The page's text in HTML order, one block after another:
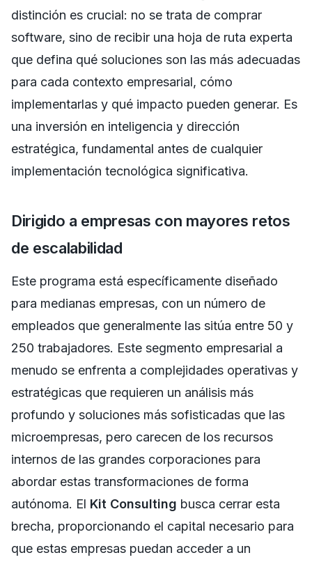
distinción es crucial: no se trata de comprar
software, sino de recibir una hoja de ruta experta
que defina qué soluciones son las más adecuadas
para cada contexto empresarial, cómo
implementarlas y qué impacto pueden generar. Es
una inversión en inteligencia y dirección
estratégica, fundamental antes de cualquier
implementación tecnológica significativa.
Dirigido a empresas con mayores retos
de escalabilidad
Este programa está específicamente diseñado
para medianas empresas, con un número de
empleados que generalmente las sitúa entre 50 y
250 trabajadores. Este segmento empresarial a
menudo se enfrenta a complejidades operativas y
estratégicas que requieren un análisis más
profundo y soluciones más sofisticadas que las
microempresas, pero carecen de los recursos
internos de las grandes corporaciones para
abordar estas transformaciones de forma
autónoma. El Kit Consulting busca cerrar esta
brecha, proporcionando el capital necesario para
que estas empresas puedan acceder a un